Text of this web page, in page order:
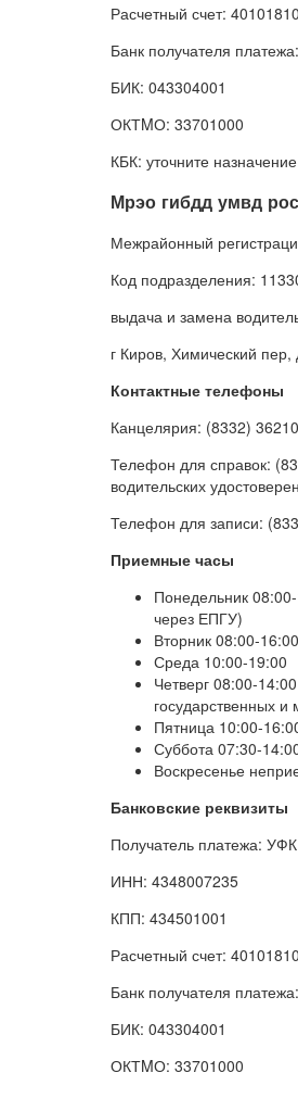
Расчетный счет:
Банк получателя
БИК: 043304001
ОКТMО: 33701000
КБК: уточните
Мрэо гибдд умвд
Межрайонный
Код подразделения:
выдача и замена
г Киров, Химический пер,
Контактные телефоны
Канцелярия: (8332)
Телефон для справок:
водительских
Телефон для записи:
Приемные часы
Понедельник
через ЕПГУ)
Вторник 08:00-16:00
Среда 10:00-19:00
Четверг 08:00-
государственных и
Пятница 10:00-
Суббота 07:30-
Воскресенье
Банковские реквизиты
Получатель платежа:
ИНН: 4348007235
КПП: 434501001
Расчетный счет:
Банк получателя
БИК: 043304001
ОКТMО: 33701000